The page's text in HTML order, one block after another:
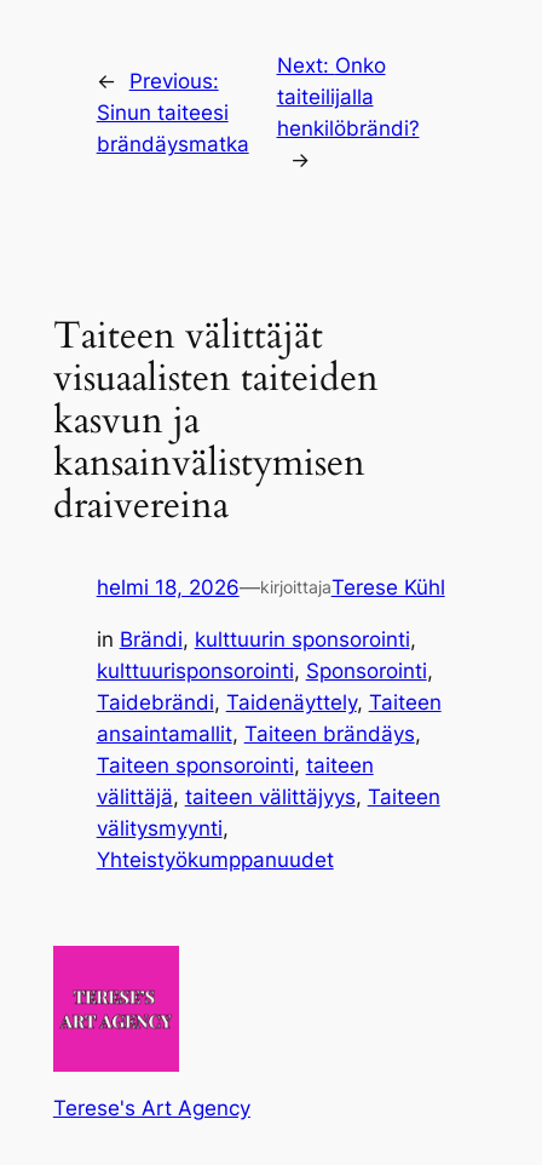
←
Previous:
Sinun taiteesi
brändäysmatka
Next: Onko
taiteilijalla
henkilöbrändi?
→
Taiteen välittäjät
visuaalisten taiteiden
kasvun ja
kansainvälistymisen
draivereina
helmi 18, 2026—kirjoittajaTerese Kühl
in Brändi, kulttuurin sponsorointi
kulttuurisponsorointi, Sponsorointi
Taidebrändi, Taidenäyttely, Taiteen
ansaintamallit, Taiteen brändäys
Taiteen sponsorointi, taiteen
välittäjä, taiteen välittäjyys, Taiteen
välitysmyynti
Yhteistyökumppanuudet
Terese's Art Agency